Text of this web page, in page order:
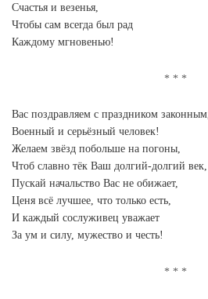
Счастья и везенья,
Чтобы сам всегда был рад
Каждому мгновенью!
Вас поздравляем с праздником законным,
Военный и серьёзный человек!
Желаем звёзд побольше на погоны,
Чтоб славно тёк Ваш долгий-долгий век,
Пускай начальство Вас не обижает,
Ценя всё лучшее, что только есть,
И каждый сослуживец уважает
За ум и силу, мужество и честь!